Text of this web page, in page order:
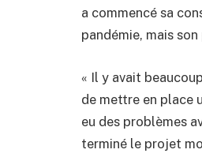
a commencé sa
pandémie, mais
« Il y avait
de mettre en place
eu des problèmes
terminé le projet